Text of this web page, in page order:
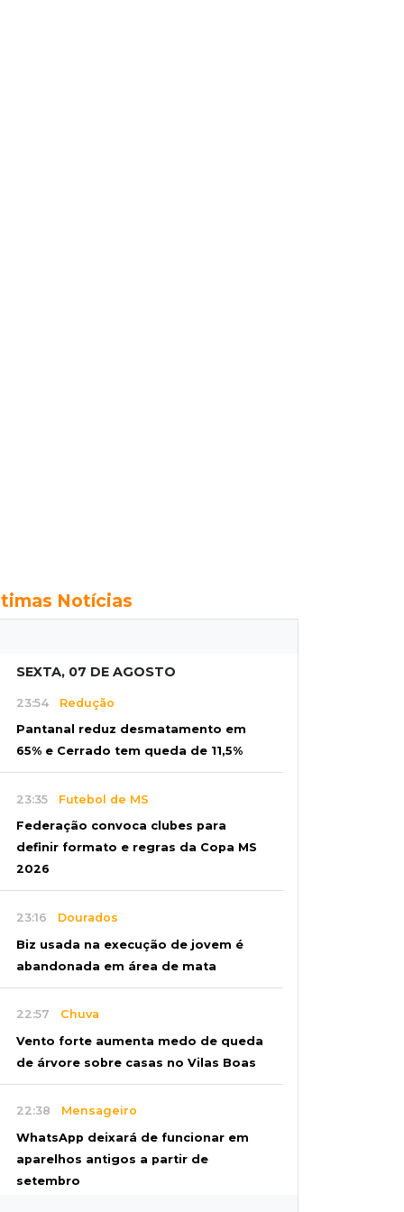
Notícias
SEXTA, 07 DE AGOSTO
23:54 Redução
Pantanal reduz desmatamento em
65% e Cerrado tem queda de 11,5%
23:35 Futebol de MS
Federação convoca clubes para
definir formato e regras da Copa MS
2026
23:16 Dourados
Biz usada na execução de jovem é
abandonada em área de mata
22:57 Chuva
Vento forte aumenta medo de queda
de árvore sobre casas no Vilas Boas
22:38 Mensageiro
WhatsApp deixará de funcionar em
aparelhos antigos a partir de
setembro